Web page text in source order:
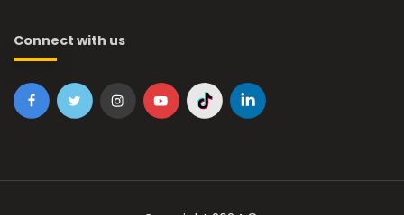
Connect with us